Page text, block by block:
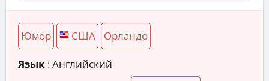
Юмор США Орландо
Язык : Английский